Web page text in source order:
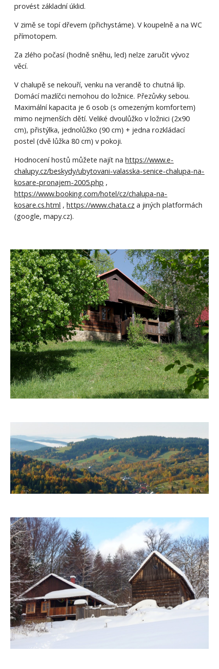
provést základní úklid.
V zimě se topí dřevem (přichystáme). V koupelně a na WC
přímotopem.
Za zlého počasí (hodně sněhu, led) nelze zaručit vývoz
věcí.
V chalupě se nekouří, venku na verandě to chutná líp.
Domácí mazlíčci nemohou doložnice. Přezůvky sebou.
Maximální kapacita je 6 osob (s omezeným komfortem)
mimo nejmenších dětí.Veliké dvoulůžko v ložnici (2x90
cm), přistýlka, jednolůžko (90 cm) + jedna rozkládací
postel (dvě lůžka 80 cm) v pokoji.
Hodnocení hostů můžete najít nahttps://www.e-
chalupy.cz/beskydy/ubytovani-valasska-senice-chalupa-na-
kosare-pronajem-2005.php ,
https://www.booking.com/hotel/cz/chalupa-na-
kosare.cs.html ,https://www.chata.cz a jiných platformách
(google, mapy.cz).